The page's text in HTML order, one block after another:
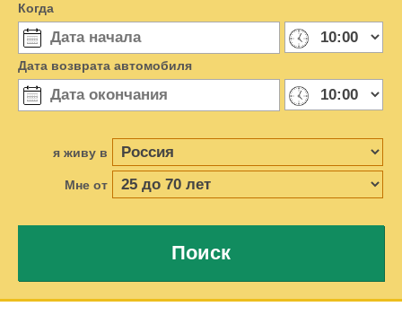
Когда
Дата возврата автомобиля
я живу в
Мне от
Поиск